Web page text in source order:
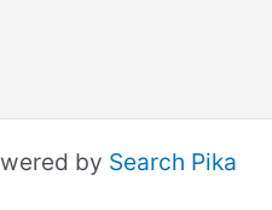
by Search Pika